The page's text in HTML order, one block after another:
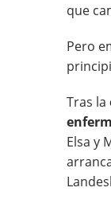
que
Pero
Tras la
Elsa y